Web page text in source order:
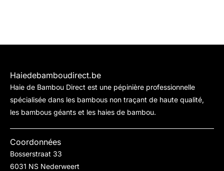
Haiedebamboudirect.be
Haie de Bambou Direct est une pépinière professionnelle
spécialisée dans les bambous non traçant de haute qualité,
les bambous géants et les haies de bambou.
Coordonnées
Bosserstraat 33
6031 NS Nederweert